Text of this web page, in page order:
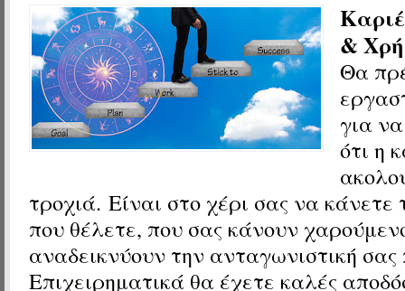
&
Θα
για
ότι η
τροχιά. Είναι στο χέρι σας να
που θέλετε, που σας κάνουν
αναδεικνύουν την ανταγωνιστική
Επιχειρηματικά θα έχετε καλές